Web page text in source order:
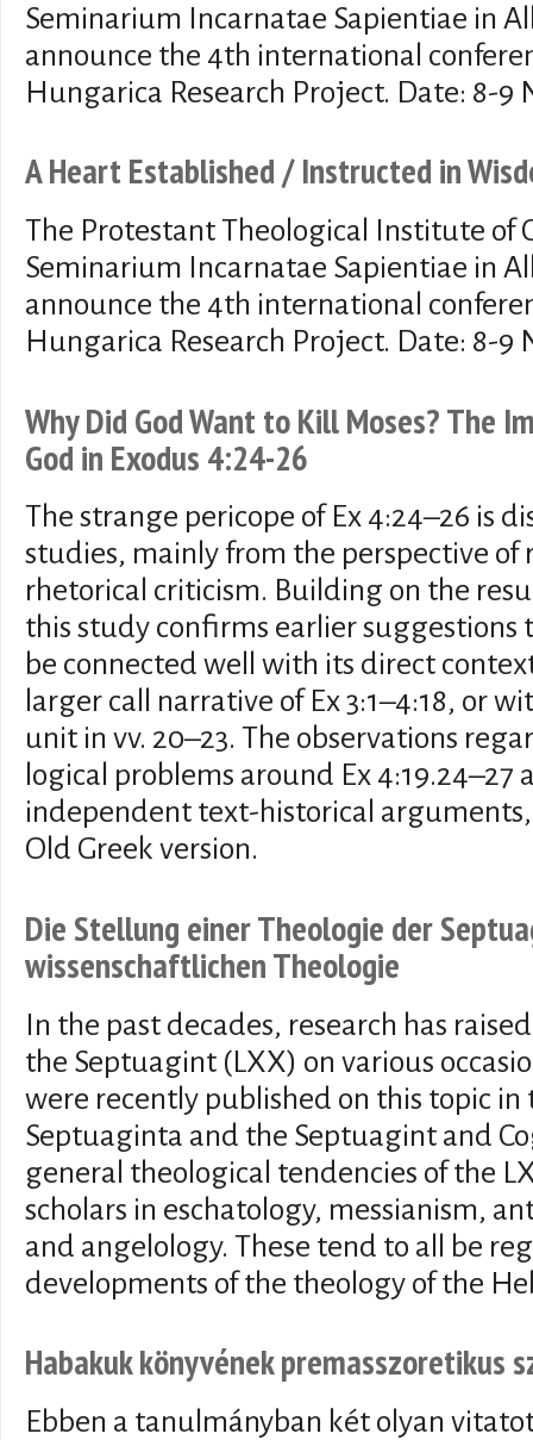
Seminarium Incarnatae Sapientiae in
announce the 4th international
Hungarica Research Project. Date: 8-9
A Heart Established / Instructed in
The Protestant Theological Institute of
Seminarium Incarnatae Sapientiae in
announce the 4th international
Hungarica Research Project. Date: 8-9
Why Did God Want to Kill Moses? The
God in Exodus 4:24-26
The strange pericope of Ex 4:24–26 is
studies, mainly from the perspective of
rhetorical criticism. Building on the
this study confirms earlier suggestions
be connected well with its direct
larger call narrative of Ex 3:1–4:18, or
unit in vv. 20–23. The observations
logical problems around Ex 4:19.24–27
independent text-historical
Old Greek version.
Die Stellung einer Theologie der
wissenschaftlichen Theologie
In the past decades, research has
the Septuagint (LXX) on various
were recently published on this topic
Septuaginta and the Septuagint and
general theological tendencies of the
scholars in eschatology, messianism,
and angelology. These tend to all be
developments of the theology of the
Habakuk könyvének premasszoretikus
Ebben a tanulmányban két olyan